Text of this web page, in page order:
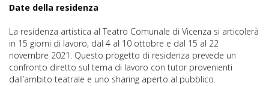
Date della residenza
La residenza artistica al Teatro Comunale di Vicenza si articolerà
in 15 giorni di lavoro, dal 4 al 10 ottobre e dal 15 al 22
novembre 2021. Questo progetto di residenza prevede un
confronto diretto sul tema di lavoro con tutor provenienti
dall’ambito teatrale e uno sharing aperto al pubblico.